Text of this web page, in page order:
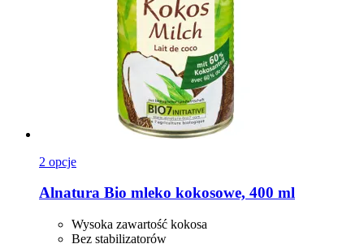
2 opcje
Alnatura Bio mleko kokosowe, 400 ml
Wysoka zawartość kokosa
Bez stabilizatorów